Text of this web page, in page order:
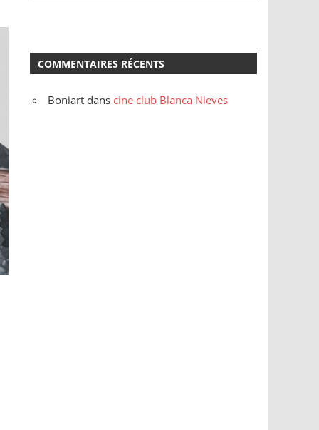
COMMENTAIRES RÉCENTS
Boniart dans cine club Blanca Nieves